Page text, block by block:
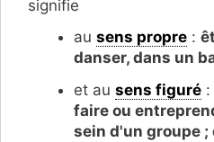
signifie
au sens propre :
danser, dans un
et au sens figuré :
faire ou
sein d'un groupe